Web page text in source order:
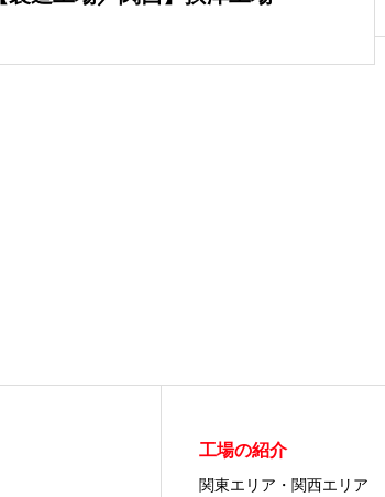
工場の紹介
関東エリア・関西エリア